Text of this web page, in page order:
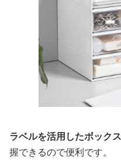
ラベルを活用したボック
握できるので便利です。